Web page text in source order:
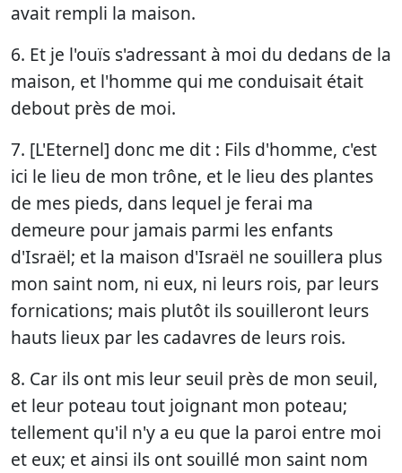
avait rempli la maison.
6. Et je l'ouïs s'adressant à moi du dedans de la
maison, et l'homme qui me conduisait était
debout près de moi.
7. [L'Eternel] donc me dit : Fils d'homme, c'est
ici le lieu de mon trône, et le lieu des plantes
de mes pieds, dans lequel je ferai ma
demeure pour jamais parmi les enfants
d'Israël; et la maison d'Israël ne souillera plus
mon saint nom, ni eux, ni leurs rois, par leurs
fornications; mais plutôt ils souilleront leurs
hauts lieux par les cadavres de leurs rois.
8. Car ils ont mis leur seuil près de mon seuil,
et leur poteau tout joignant mon poteau;
tellement qu'il n'y a eu que la paroi entre moi
et eux; et ainsi ils ont souillé mon saint nom